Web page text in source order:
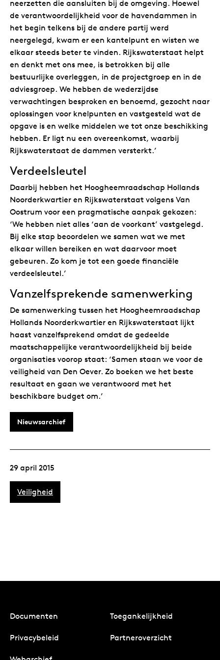
29 april 2015
Veiligheid
neerzetten die aansluiten bij de omgeving. Hoewel
de verantwoordelijkheid voor de havendammen in
het begin telkens bij de andere partij werd
neergelegd, kwam er een kantelpunt en wisten we
elkaar steeds beter te vinden. Rijkswaterstaat helpt
en denkt met ons mee, is betrokken bij alle
bestuurlijke overleggen, in de projectgroep en in de
adviesgroep. We hebben de wederzijdse
verwachtingen besproken en benoemd, gezocht naar
oplossingen voor knelpunten en vastgesteld wat de
opgave is en welke middelen we tot onze beschikking
hebben. Er ligt nu een overeenkomst, waarbij
Rijkswaterstaat de dammen versterkt.’
Verdeelsleutel
Daarbij hebben het Hoogheemraadschap Hollands
Noorderkwartier en Rijkswaterstaat volgens Van
Oostrum voor een pragmatische aanpak gekozen:
‘We hebben niet alles ‘aan de voorkant’ vastgelegd.
Bij elke stap beoordelen we samen wat we met
elkaar willen bereiken en wat daarvoor moet
gebeuren. Zo kom je tot een goede financiële
verdeelsleutel.’
Vanzelfsprekende samenwerking
De samenwerking tussen het Hoogheemraadschap
Hollands Noorderkwartier en Rijkswaterstaat lijkt
haast vanzelfsprekend omdat de gedeelde
maatschappelijke verantwoordelijkheid bij beide
organisaties voorop staat: ‘Samen staan we voor de
veiligheid van Den Oever. Zo boeken we het beste
resultaat en gaan we verantwoord met het
beschikbare budget om.’
Nieuwsarchief
Documenten Toegankelijkheid
Privacybeleid Partneroverzicht